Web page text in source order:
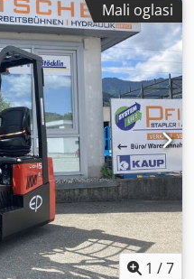
920 mm, duljina vilica:
3.984 kg, ukupna duljina:
, širina konstrukcije:1.125
tereta: 500 mm
100 mm Debljina
2 = 1.000 - 2.500 kg Tip
Novo Prednje gume tip:
200/50-10
Stražnje gume
48V Kapacitet baterije:
Godina proizvodnje
za podešavanje širine
straga, radno svjetlo
tereta, potpuno
Mali oglasi
1 /7